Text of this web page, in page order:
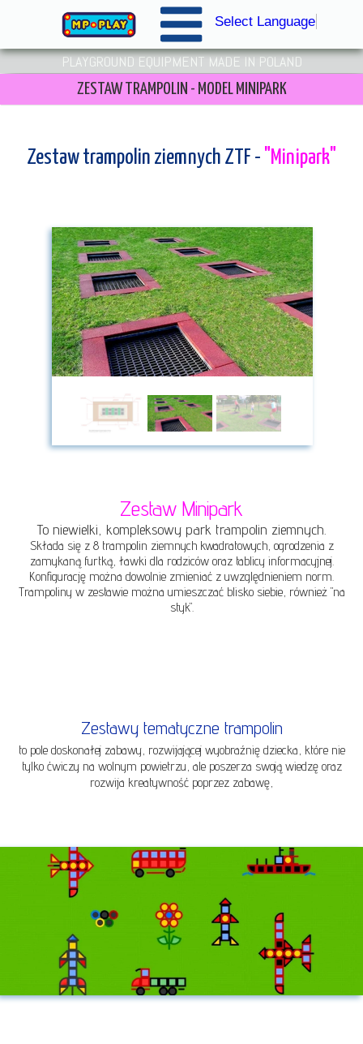
ZESTAW TRAMPOLIN - MODEL MINIPARK
Select Language
PLAYGROUND EQUIPMENT MADE IN POLAND
Zestaw trampolin ziemnych ZTF - "Minipark"
Zestaw Minipark
To niewielki, kompleksowy park trampolin ziemnych.
Składa się z 8 trampolin ziemnych kwadratowych, ogrodzenia z
zamykaną furtką, ławki dla rodziców oraz tablicy informacyjnej.
Konfigurację można dowolnie zmieniać z uwzględnieniem norm.
Trampoliny w zestawie można umieszczać blisko siebie, również "na
styk".
Zestawy tematyczne trampolin
to pole doskonałej zabawy, rozwijającej wyobraźnię dziecka, które nie
tylko ćwiczy na wolnym powietrzu, ale poszerza swoją wiedzę oraz
rozwija kreatywność poprzez zabawę,